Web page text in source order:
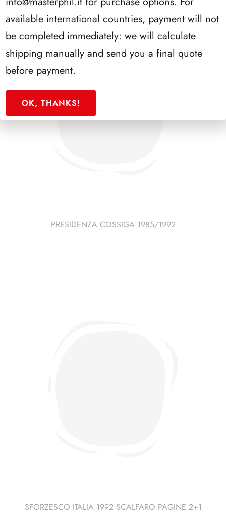
PRESIDENZA COSSIGA 1985/1992
SFORZESCO ITALIA 1992 SCALFARO PAGINE 2+1
available international countries, payment will not
be completed immediately: we will calculate
shipping manually and send you a final quote
before payment.
OK, THANKS!